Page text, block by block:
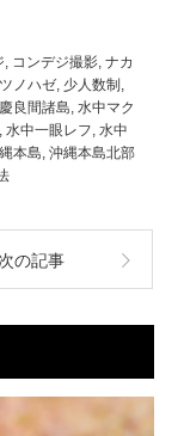
コンデジ撮影 ナカ
ノハゼ 少人数制
慶良間諸島 水中マク
水中一眼レフ 水中
本島 沖縄本島北部
次の記事